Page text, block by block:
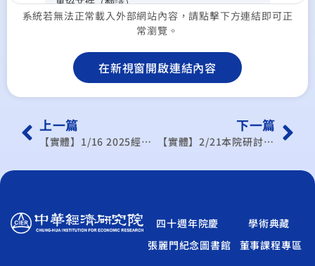
系統若無法正常載入外部網站內容，請點擊下方連結即可正
常瀏覽。
在新視窗開啟連結內容
上一篇
【實體】1/16 2025經濟展望論壇：應對川普新局，風險與契機
下一篇
【實體】2/21本院研討會：第三研究所學術研討會
四十週年院慶
學術典藏
張麗門紀念圖書館
董事課程專區